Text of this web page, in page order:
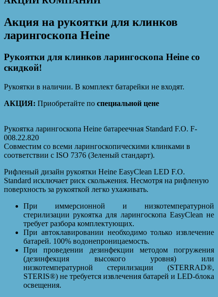
Акция на рукоятки для клинков
ларингоскопа Heine
Рукоятки для клинков ларингоскопа Heine со
скидкой!
Рукоятки в наличии. В комплект батарейки не входят.
АКЦИЯ: Приобретайте по специальной цене
Рукоятка ларингоскопа Heine батареечная Standard F.O. F-
008.22.820
Совместим со всеми ларингоскопическими клинками в
соответствии с ISO 7376 (Зеленый стандарт).
Рифленый дизайн рукоятки Heine EasyClean LED F.O.
Standard исключает риск скольжения. Несмотря на рифленую
поверхность за рукояткой легко ухаживать.
При иммерсионной и низкотемпературной
стерилизации рукоятка для ларингоскопа EasyClean не
требует разбора комплектующих.
При автоклавировании необходимо только извлечение
батарей. 100% водонепроницаемость.
При проведении дезинфекции методом погружения
(дезинфекция высокого уровня) или
низкотемпературной стерилизации (STERRAD®,
STERIS®) не требуется извлечения батарей и LED-блока
освещения.